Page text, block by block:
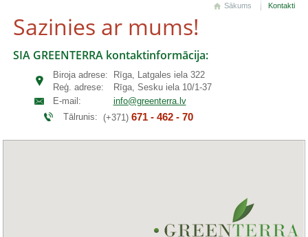
Sākums Kontakti
Sazinies ar mums!
SIA GREENTERRA kontaktinformācija:
Biroja adrese:
Reģ. adrese:
Rīga, Latgales iela 322
Rīga, Sesku iela 10/1-37
E-mail:
info@greenterra.lv
Tālrunis: (+371) 671 - 462 - 70